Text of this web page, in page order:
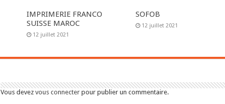
IMPRIMERIE FRANCO
SUISSE MAROC
12 juillet 2021
SOFOB
12 juillet 2021
Vous devez vous connecter pour publier un commentaire.